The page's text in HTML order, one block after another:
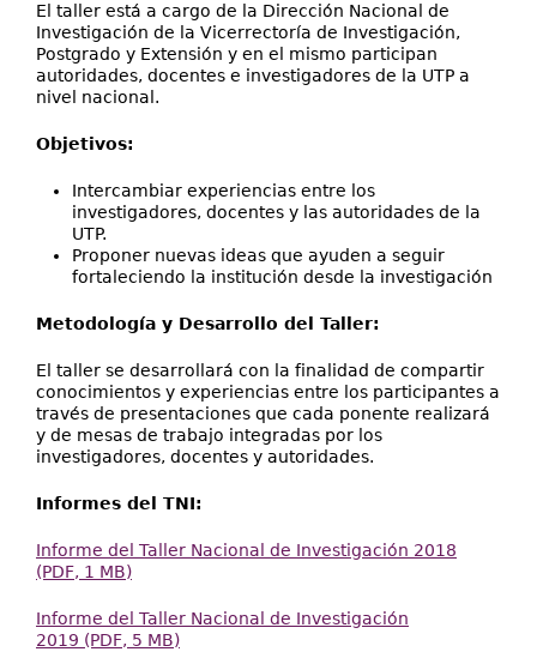
El taller está a cargo de la Dirección Nacional de
Investigación de la Vicerrectoría de Investigación,
Postgrado y Extensión y en el mismo participan
autoridades, docentes e investigadores de la UTP a
nivel nacional.
Objetivos:
Intercambiar experiencias entre los
investigadores, docentes y las autoridades de la
UTP.
Proponer nuevas ideas que ayuden a seguir
fortaleciendo la institución desde la investigación
Metodología y Desarrollo del Taller:
El taller se desarrollará con la finalidad de compartir
conocimientos y experiencias entre los participantes a
través de presentaciones que cada ponente realizará
y de mesas de trabajo integradas por los
investigadores, docentes y autoridades.
Informes del TNI:
Informe del Taller Nacional de Investigación 2018
(PDF, 1 MB)
Informe del Taller Nacional de Investigación
2019 (PDF, 5 MB)